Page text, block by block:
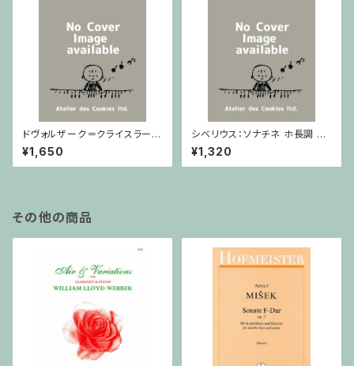
ドヴォルザーク＝クライスラー：
スラヴ幻想曲 ロ短調 from Op.
55-4, Op.75 / ヴァイオリンと
ピアノ
¥1,650
シベリウス：ソナチネ ホ長調 O
p.80 / ヴァイオリンとピアノ
¥1,320
その他の商品